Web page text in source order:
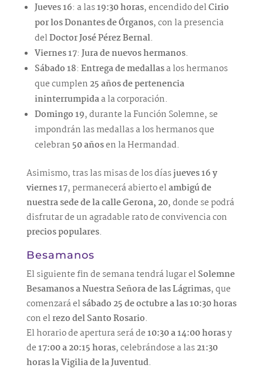
Jueves 16: a las19:30 horas, encendido delCirio
por los Donantes de Órganos, con la presencia
delDoctor José Pérez Bernal.
Viernes 17:Jura de nuevos hermanos.
Sábado 18: Entrega de medallasa los hermanos
que cumplen 25 años de pertenencia
ininterrumpidaa la corporación.
Domingo 19, durante la Función Solemne, se
impondrán las medallas a los hermanos que
celebran 50 añosen la Hermandad.
Asimismo, tras las misas de los díasjueves 16 y
viernes 17, permanecerá abierto elambigú de
nuestra sede de la calle Gerona, 20, donde se podrá
disfrutar de un agradable rato de convivencia con
precios populares.
Besamanos
El siguiente fin de semana tendrá lugar elSolemne
Besamanos a Nuestra Señora de las Lágrimas, que
comenzará elsábado 25 de octubre a las 10:30 horas
con elrezo del Santo Rosario.
El horario de apertura será de10:30 a 14:00 horasy
de17:00 a 20:15 horas, celebrándose a las21:30
horas la Vigilia de la Juventud.